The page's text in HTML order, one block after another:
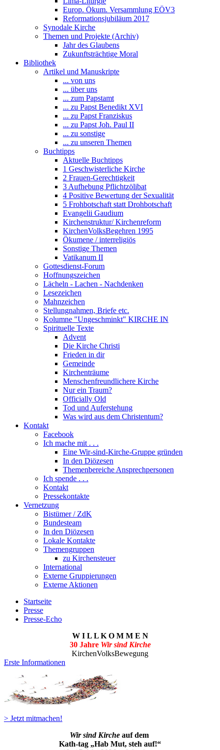
Europ. Ökum. Versammlung EÖV3
Reformationsjubiläum 2017
Synodale Kirche
Themen und Projekte (Archiv)
Jahr des Glaubens
Zukunftsträchtige Moral
Bibliothek
Artikel und Manuskripte
... von uns
... über uns
... zum Papstamt
... zu Papst Benedikt XVI
... zu Papst Franziskus
... zu Papst Joh. Paul II
... zu sonstige
... zu unseren Themen
Buchtipps
Aktuelle Buchtipps
1 Geschwisterliche Kirche
2 Frauen-Gerechtigkeit
3 Aufhebung Pflichtzölibat
4 Positive Bewertung der Sexualität
5 Frohbotschaft statt Drohbotschaft
Evangelii Gaudium
Kirchenstruktur/ Kirchenreform
KirchenVolksBegehren 1995
Ökumene / interreligiös
Sonstige Themen
Vatikanum II
Gottesdienst-Forum
Hoffnungszeichen
Lächeln - Lachen - Nachdenken
Lesezeichen
Mahnzeichen
Stellungnahmen, Briefe etc.
Kolumne "Ungeschminkt" KIRCHE IN
Spirituelle Texte
Advent
Die Kirche Christi
Frieden in dir
Gemeinde
Kirchenträume
Menschenfreundlichere Kirche
Nur ein Traum?
Officially Old
Tod und Auferstehung
Was wird aus dem Christentum?
Kontakt
Facebook
Ich mache mit . . .
Eine Wir-sind-Kirche-Gruppe gründen
In den Diözesen
Themenbereiche Ansprechpersonen
Ich spende . . .
Kontakt
Pressekontakte
Vernetzung
Bistümer / ZdK
Bundesteam
In den Diözesen
Lokale Kontakte
Themengruppen
zu Kirchensteuer
International
Externe Gruppierungen
Externe Aktionen
Startseite
Presse
Presse-Echo
W I L L K O M M E N
30 Jahre Wir sind Kirche
KirchenVolksBewegung
Erste Informationen
> Jetzt mitmachen!
Wir sind Kirche auf dem
Kath-tag „Hab Mut, steh auf!“